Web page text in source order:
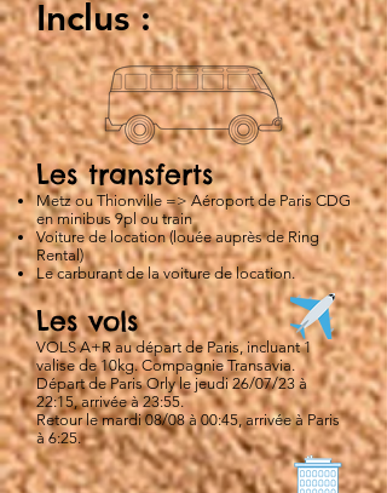
Inclus :
Les transferts
Metz ou Thionville => Aéroport de Paris CDG
en minibus 9pl ou train
Voiture de location(louée auprès de Ring
Rental)
Le carburant de la voiture de location.
Les vols
VOLS A+R au départ de Paris, incluant 1
valise de 10kg. Compagnie Transavia.
Départ de Paris Orly le jeudi 26/07/23 à
22:15, arrivée à 23:55.
Retour le mardi 08/08 à 00:45, arrivée à Paris
à 6:25.